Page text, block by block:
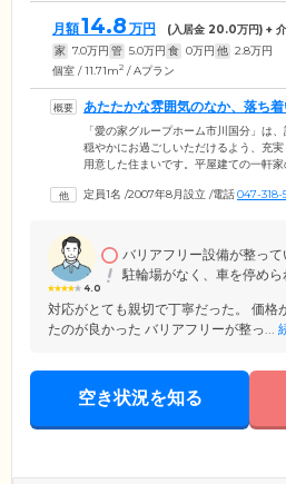
月額14.8 万円 (入居金 20.0万円) +
家 7.0万円 管 5.0万円 食 0万円 他 2.8万円
個室 / 11.71m2 / Aプラン
あたたかな雰囲気のなか、落ち
「愛の家グループホーム市川国分」は
穏やかにお過ごしいただけるよう、充
用意した住まいです。平屋建ての一軒
す。少人数での暮らしは、新しい人間関
は、一般的な介護施設と比べてリーズ
方も、まずは一度ご相談ください。
定員1名 /2007年8月設立 /電話047-318-
4.0
バリアフリー設備が整って
駐輪場がなく、車を停めら
対応がとても親切で丁寧だった。 価格
たのが良かった バリアフリーが整っ...
空き状況を知る